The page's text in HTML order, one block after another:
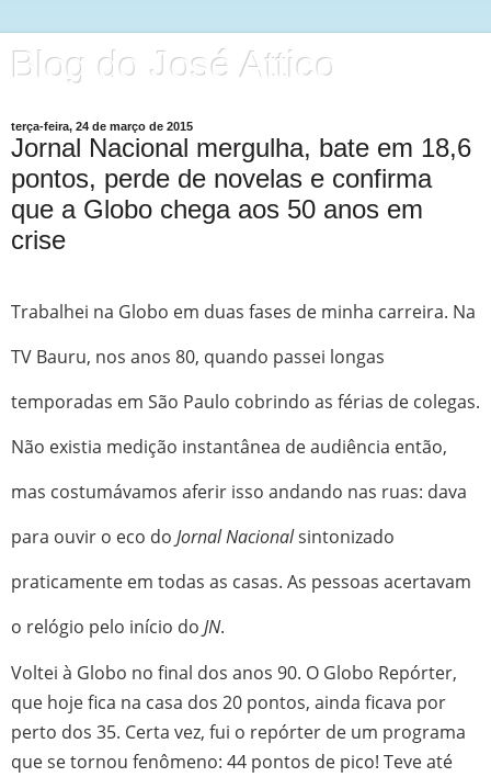
Blog do José Attico
terça-feira, 24 de março de 2015
Jornal Nacional mergulha, bate em 18,6
pontos, perde de novelas e confirma
que a Globo chega aos 50 anos em
crise
Trabalhei na Globo em duas fases de minha carreira. Na
TV Bauru, nos anos 80, quando passei longas
temporadas em São Paulo cobrindo as férias de colegas.
Não existia medição instantânea de audiência então,
mas costumávamos aferir isso andando nas ruas: dava
para ouvir o eco do Jornal Nacionalsintonizado
praticamente em todas as casas. As pessoas acertavam
o relógio pelo início do JN.
Voltei à Globo no final dos anos 90. O Globo Repórter,
que hoje fica na casa dos 20 pontos, ainda ficava por
perto dos 35. Certa vez, fui o repórter de um programa
que se tornou fenômeno: 44 pontos de pico! Teve até